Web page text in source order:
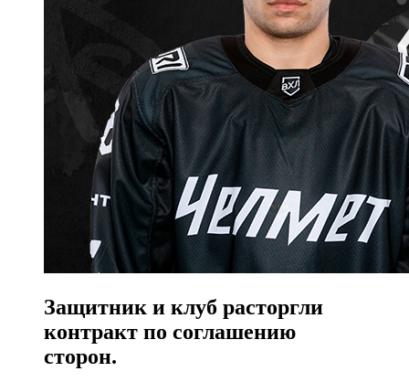
Защитник и клуб расторгли
контракт по соглашению
сторон.